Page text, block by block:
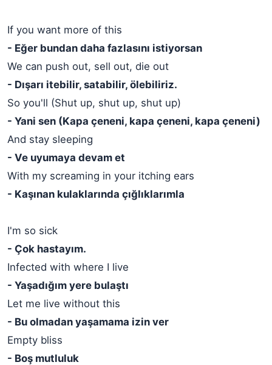
If you want more of this
- Eğer bundan daha fazlasını istiyorsan
We can push out, sell out, die out
- Dışarı itebilir, satabilir, ölebiliriz.
So you'll (Shut up, shut up, shut up)
- Yani sen (Kapa çeneni, kapa çeneni, kapa çeneni)
And stay sleeping
- Ve uyumaya devam et
With my screaming in your itching ears
- Kaşınan kulaklarında çığlıklarımla
I'm so sick
- Çok hastayım.
Infected with where I live
- Yaşadığım yere bulaştı
Let me live without this
- Bu olmadan yaşamama izin ver
Empty bliss
- Boş mutluluk